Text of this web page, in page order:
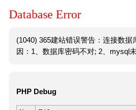
Database Error
(1040) 365建站错误警告：连接数据
因：1、数据库密码不对; 2、mysql未
PHP Debug